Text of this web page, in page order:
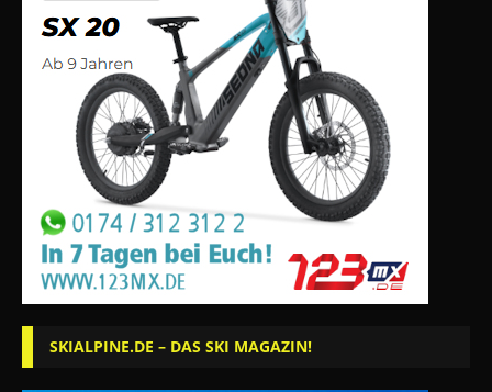
SKIALPINE.DE – DAS SKI MAGAZIN!